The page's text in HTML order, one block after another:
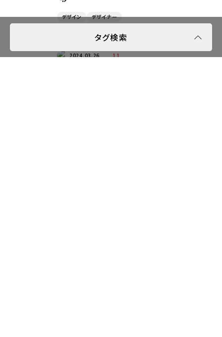
タグ検索
デザイン デザイナー
採用サイトデザインの裏側
2024.03.26 11